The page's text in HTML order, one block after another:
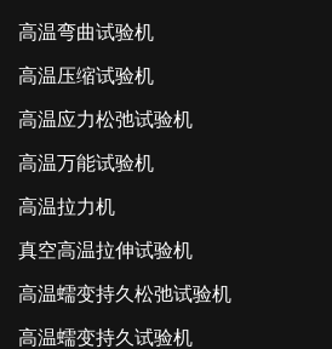
高温弯曲试验机
高温压缩试验机
高温应力松弛试验机
高温万能试验机
高温拉力机
真空高温拉伸试验机
高温蠕变持久松弛试验机
高温蠕变持久试验机